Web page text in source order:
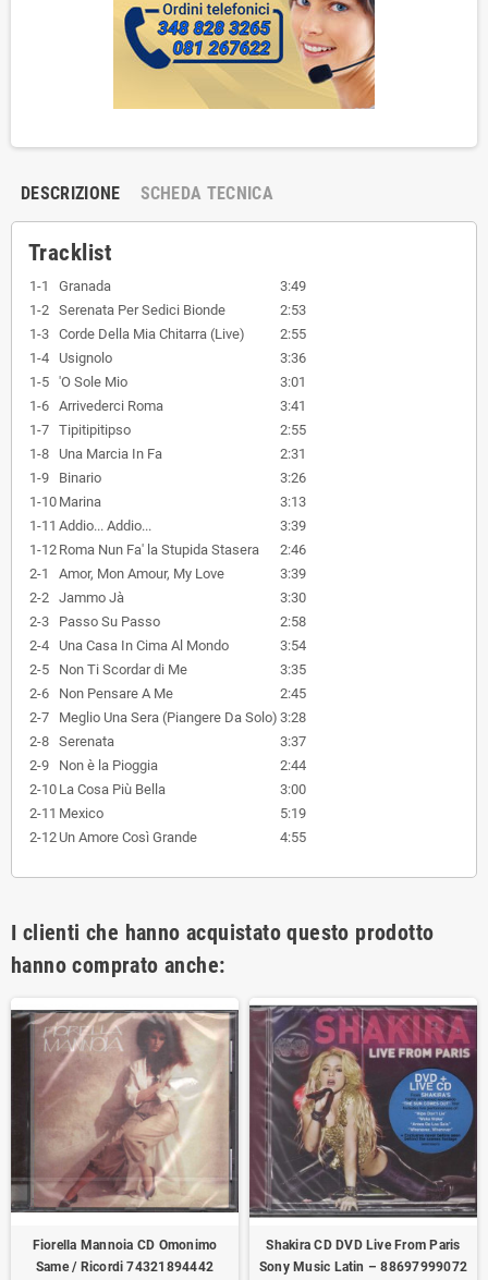
DESCRIZIONE SCHEDA TECNICA
Tracklist
1-1 Granada
3:49
1-2 Serenata Per Sedici Bionde
2:53
1-3 Corde Della Mia Chitarra (Live)
2:55
1-4
Usignolo
3:36
1-5 'O Sole Mio
3:01
1-6 Arrivederci Roma
3:41
1-7 Tipitipitipso
2:55
1-8
Una Marcia In Fa
2:31
1-9
Binario
3:26
1-10 Marina
3:13
1-11 Addio... Addio...
3:39
1-12 Roma Nun Fa' la Stupida Stasera
2:46
2-1
Amor, Mon Amour, My Love
3:39
2-2 Jammo Jà
3:30
2-3
Passo Su Passo
2:58
2-4
Una Casa In Cima Al Mondo
3:54
2-5
Non Ti Scordar di Me
3:35
2-6
Non Pensare A Me
2:45
2-7
Meglio Una Sera (Piangere Da Solo) 3:28
2-8 Serenata
3:37
2-9
Non è la Pioggia
2:44
2-10 La Cosa Più Bella
3:00
2-11 Mexico
5:19
2-12 Un Amore Così Grande 4:55
I clienti che hanno acquistato questo prodotto
hanno comprato anche:
Fiorella Mannoia CD Omonimo
Same / Ricordi 74321894442
Shakira CD DVD Live From Paris
Sony Music Latin – 88697999072